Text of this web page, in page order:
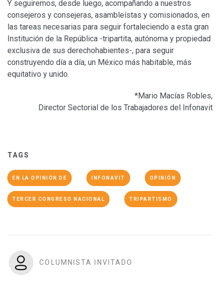
Y seguiremos, desde luego, acompañando a nuestros
consejeros y consejeras, asambleístas y comisionados, en
las tareas necesarias para seguir fortaleciendo a esta gran
Institución de la República -tripartita, autónoma y propiedad
exclusiva de sus derechohabientes-, para seguir
construyendo día a día, un México más habitable, más
equitativo y unido.
*Mario Macías Robles,
Director Sectorial de los Trabajadores del Infonavit
TAGS
EN LA OPINIÓN DE INFONAVIT OPINIÓN
TERCER CONGRESO NACIONAL TRIPARTISMO
COLUMNISTA INVITADO